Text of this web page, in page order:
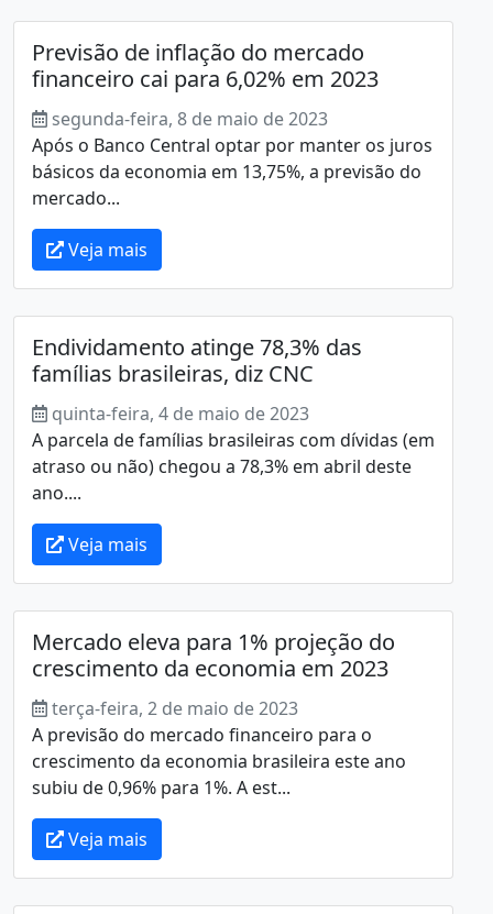
Previsão de inflação do mercado
financeiro cai para 6,02% em 2023
segunda-feira, 8 de maio de 2023
Após o Banco Central optar por manter os juros
básicos da economia em 13,75%, a previsão do
mercado...
Veja mais
Endividamento atinge 78,3% das
famílias brasileiras, diz CNC
quinta-feira, 4 de maio de 2023
A parcela de famílias brasileiras com dívidas (em
atraso ou não) chegou a 78,3% em abril deste
ano....
Veja mais
Mercado eleva para 1% projeção do
crescimento da economia em 2023
terça-feira, 2 de maio de 2023
A previsão do mercado financeiro para o
crescimento da economia brasileira este ano
subiu de 0,96% para 1%. A est...
Veja mais